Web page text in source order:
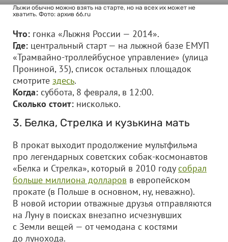
Лыжи обычно можно взять на старте, но на всех их может не
хватить. Фото: архив 66.ru
Что: гонка «Лыжня России — 2014».
Где: центральный старт — на лыжной базе ЕМУП
«Трамвайно-троллейбусное управление» (улица
Прониной, 35), список остальных площадок
смотрите здесь.
Когда: суббота, 8 февраля, в 12:00.
Сколько стоит: нисколько.
3. Белка, Стрелка и кузькина мать
В прокат выходит продолжение мультфильма
про легендарных советских собак-космонавтов
«Белка и Стрелка», который в 2010 годусобрал
больше миллиона долларов в европейском
прокате (в Польше в основном, ну, неважно).
В новой истории отважные друзья отправляются
на Луну в поисках внезапно исчезнувших
с Земли вещей — от чемодана с костями
до лунохода.